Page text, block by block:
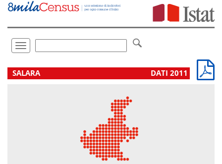
Vai
direttamente
Toggle
navigation
.
SALARA DATI 2011